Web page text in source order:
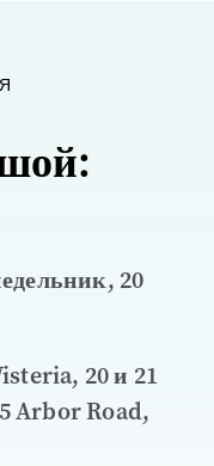
20
20 и 21
Arbor Road,